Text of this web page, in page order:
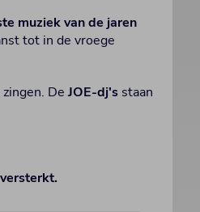
muziek van de jaren
tot in de vroege
De JOE-dj's staan